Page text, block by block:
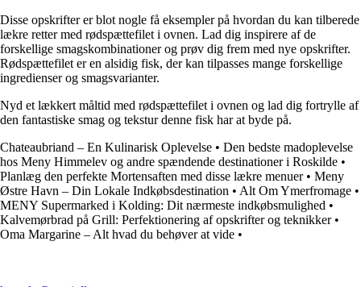
Disse opskrifter er blot nogle få eksempler på hvordan du kan tilberede
lækre retter med rødspættefilet i ovnen. Lad dig inspirere af de
forskellige smagskombinationer og prøv dig frem med nye opskrifter.
Rødspættefilet er en alsidig fisk, der kan tilpasses mange forskellige
ingredienser og smagsvarianter.
Nyd et lækkert måltid med rødspættefilet i ovnen og lad dig fortrylle af
den fantastiske smag og tekstur denne fisk har at byde på.
Chateaubriand – En Kulinarisk Oplevelse • Den bedste madoplevelse
hos Meny Himmelev og andre spændende destinationer i Roskilde •
Planlæg den perfekte Mortensaften med disse lækre menuer• Meny
Østre Havn – Din Lokale Indkøbsdestination • Alt Om Ymerfromage •
MENY Supermarked i Kolding: Dit nærmeste indkøbsmulighed •
Kalvemørbrad på Grill: Perfektionering af opskrifter og teknikker•
Oma Margarine – Alt hvad du behøver at vide •